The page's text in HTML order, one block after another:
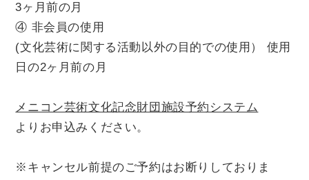
サイトポリシー
3ヶ月前の月
④ 非会員の使用
(文化芸術に関する活動以外の目的での使用） 使用
日の2ヶ月前の月
メニコン芸術文化記念財団施設予約システム
よりお申込みください。
※キャンセル前提のご予約はお断りしておりま